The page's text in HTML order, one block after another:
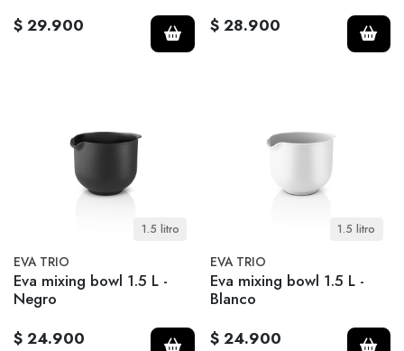
$ 29.900
$ 28.900
1.5 litro
EVA TRIO
Eva mixing bowl 1.5 L -
Negro
$ 24.900
1.5 litro
EVA TRIO
Eva mixing bowl 1.5 L -
Blanco
$ 24.900